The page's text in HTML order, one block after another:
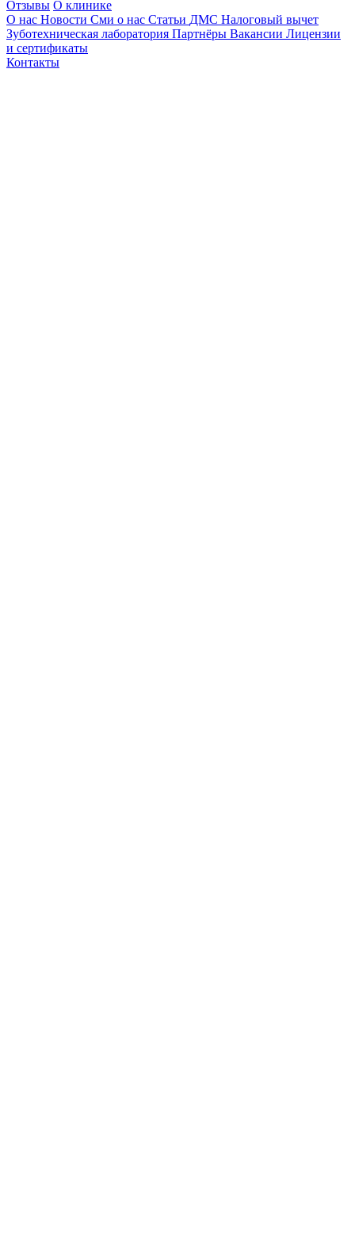
Отзывы О клинике
О нас Новости Сми о нас Статьи ДМС Налоговый вычет
Зуботехническая лаборатория Партнёры Вакансии Лицензии
и сертификаты
Контакты